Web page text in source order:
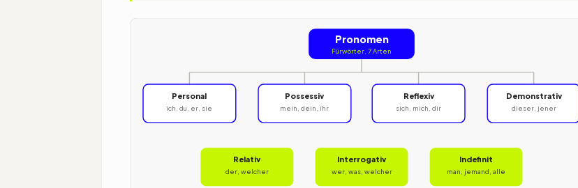
Pronomen
Fürwörter, 7 Arten
Personal
ich, du, er, sie
Possessiv
mein, dein, ihr
Reflexiv
sich, mich, dir
Demonstrativ
dieser, jener
Relativ
der, welcher
Interrogativ
wer, was, welcher
Indefinit
man, jemand, alle